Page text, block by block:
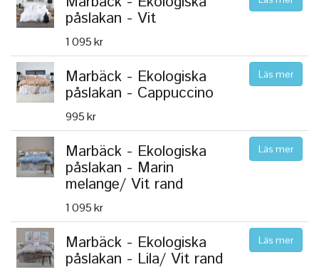
påslakan - Vit
1 095 kr
Marbäck - Ekologiska
påslakan - Cappuccino
995 kr
Läs mer
Marbäck - Ekologiska
påslakan - Marin
melange/ Vit rand
1 095 kr
Läs mer
Marbäck - Ekologiska
påslakan - Lila/ Vit rand
Läs mer